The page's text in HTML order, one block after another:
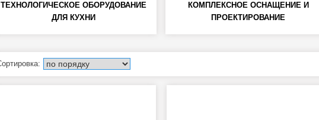
ТЕХНОЛОГИЧЕСКОЕ ОБОРУДОВАНИЕ
ДЛЯ КУХНИ
КОМПЛЕКСНОЕ ОСНАЩЕНИЕ И
ПРОЕКТИРОВАНИЕ